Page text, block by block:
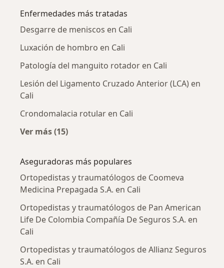
Enfermedades más tratadas
Desgarre de meniscos en Cali
Luxación de hombro en Cali
Patología del manguito rotador en Cali
Lesión del Ligamento Cruzado Anterior (LCA) en
Cali
Crondomalacia rotular en Cali
Ver más (15)
Aseguradoras más populares
Ortopedistas y traumatólogos de Coomeva
Medicina Prepagada S.A. en Cali
Ortopedistas y traumatólogos de Pan American
Life De Colombia Compañía De Seguros S.A. en
Cali
Ortopedistas y traumatólogos de Allianz Seguros
S.A. en Cali